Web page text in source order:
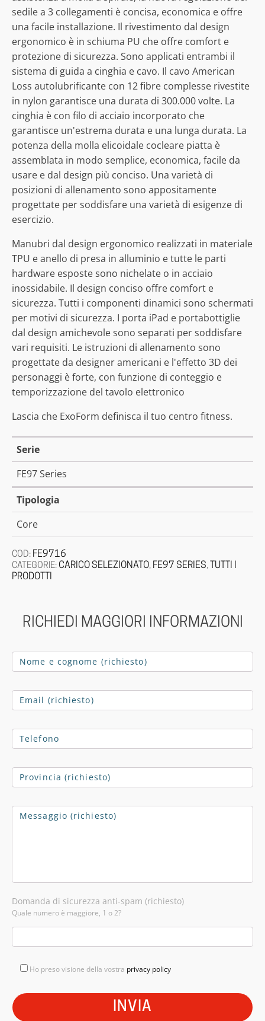
sedile a 3 collegamenti è concisa, economica e offre
una facile installazione. Il rivestimento dal design
ergonomico è in schiuma PU che offre comfort e
protezione di sicurezza. Sono applicati entrambi il
sistema di guida a cinghia e cavo. Il cavo American
Loss autolubrificante con 12 fibre complesse rivestite
in nylon garantisce una durata di 300.000 volte. La
cinghia è con filo di acciaio incorporato che
garantisce un'estrema durata e una lunga durata. La
potenza della molla elicoidale cocleare piatta è
assemblata in modo semplice, economica, facile da
usare e dal design più conciso. Una varietà di
posizioni di allenamento sono appositamente
progettate per soddisfare una varietà di esigenze di
esercizio.
Manubri dal design ergonomico realizzati in materiale
TPU e anello di presa in alluminio e tutte le parti
hardware esposte sono nichelate o in acciaio
inossidabile. Il design conciso offre comfort e
sicurezza. Tutti i componenti dinamici sono schermati
per motivi di sicurezza. I porta iPad e portabottiglie
dal design amichevole sono separati per soddisfare
vari requisiti. Le istruzioni di allenamento sono
progettate da designer americani e l'effetto 3D dei
personaggi è forte, con funzione di conteggio e
temporizzazione del tavolo elettronico
Lascia che ExoForm definisca il tuo centro fitness.
Serie
FE97 Series
Tipologia
Core
COD: FE9716
CATEGORIE: CARICO SELEZIONATO, FE97 SERIES,
TUTTI I
PRODOTTI
RICHIEDI MAGGIORI INFORMAZIONI
Domanda di sicurezza anti-spam (richiesto)
Quale numero è maggiore, 1 o 2?
Ho preso visione della vostra privacy policy